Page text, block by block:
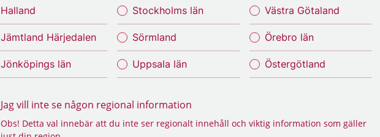
Halland
Jämtland Härjedalen
Jönköpings län
Stockholms län
Sörmland
Uppsala län
Västra Götaland
Örebro län
Östergötland
Jag vill inte se någon regional information
Obs! Detta val innebär att du inte ser regionalt innehåll och viktig information som gäller